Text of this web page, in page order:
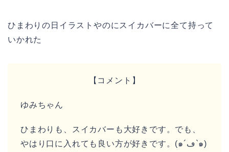
ひまわりの日イラストやのにスイカバーに全て持って
いかれた
【コメント】
ゆみちゃん
ひまわりも、スイカバーも大好きです。でも、
やはり口に入れても良い方が好きです。(๑´ڡ`๑)